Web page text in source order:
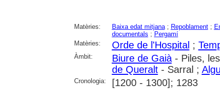
Matèries: Baixa edat mitjana; Repoblament;
documentals ; Pergamí
Matèries:
Orde de l'Hospital ;
Àmbit: Biure de Gaià- Piles,
de Queralt- Sarral ;
Cronologia: [1200 - 1300]; 1283